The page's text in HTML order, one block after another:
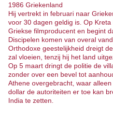
1986 Griekenland
Hij vertrekt in februari naar
voor 30 dagen geldig is. Op
Griekse filmproducent en begint
Discipelen komen van overal
Orthodoxe geestelijkheid dreigt
zal vloeien, tenzij hij het land
Op 5 maart dringt de politie de
zonder over een bevel tot
Athene overgebracht, waar
dollar de autoriteiten er toe kan
India te zetten.